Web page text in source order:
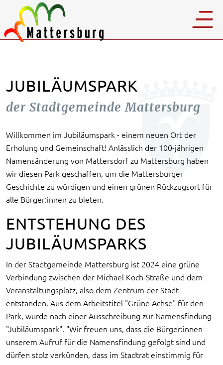
JUBILÄUMSPARK
der Stadtgemeinde Mattersburg
Willkommen im Jubiläumspark - einem neuen Ort der
Erholung und Gemeinschaft! Anlässlich der 100-jährigen
Namensänderung von Mattersdorf zu Mattersburg haben
wir diesen Park geschaffen, um die Mattersburger
Geschichte zu würdigen und einen grünen Rückzugsort für
alle Bürger:innen zu bieten.
ENTSTEHUNG DES
JUBILÄUMSPARKS
In der Stadtgemeinde Mattersburg ist 2024 eine grüne
Verbindung zwischen der Michael Koch-Straße und dem
Veranstaltungsplatz, also dem Zentrum der Stadt
entstanden. Aus dem Arbeitstitel "Grüne Achse" für den
Park, wurde nach einer Ausschreibung zur Namensfindung
"Jubiläumspark". "Wir freuen uns, dass die Bürger:innen
unserem Aufruf für die Namensfindung gefolgt sind und
dürfen stolz verkünden, dass im Stadtrat einstimmig für